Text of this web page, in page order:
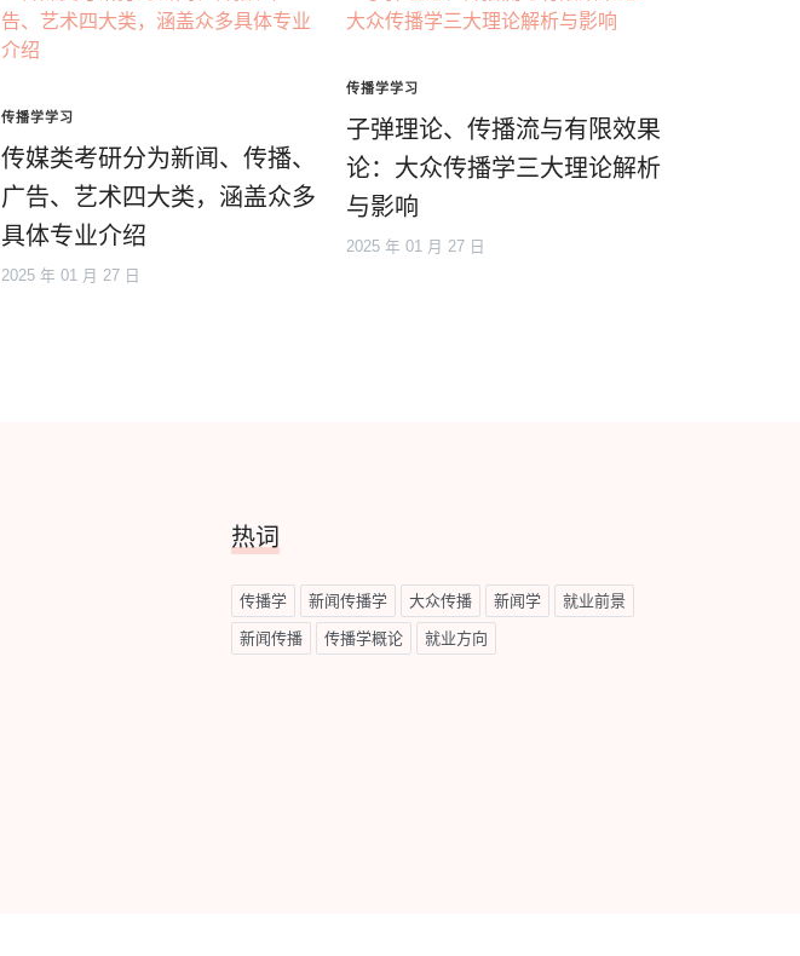
传播学学习
传媒类考研分为新闻、传播、
广告、艺术四大类，涵盖众多
具体专业介绍
2025 年 01 月 27 日
传播学学习
子弹理论、传播流与有限效果
论：大众传播学三大理论解析
与影响
2025 年 01 月 27 日
热词
传播学 新闻传播学 大众传播 新闻学 就业前景
新闻传播 传播学概论 就业方向